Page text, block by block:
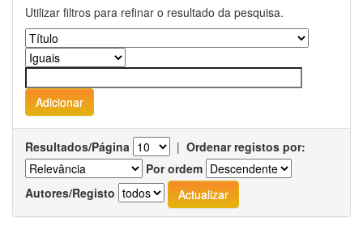
Utilizar filtros para refinar o resultado da pesquisa.
Resultados/Página | Ordenar registos por:
Por ordem
Autores/Registo